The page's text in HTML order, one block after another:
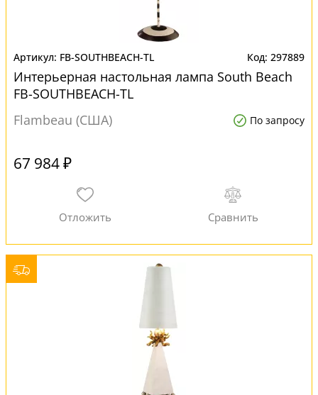
FB-SOUTHBEACH-TL 297889
Интерьерная настольная лампа South Beach
FB-SOUTHBEACH-TL
Flambeau (США)
По запросу
67 984 ₽